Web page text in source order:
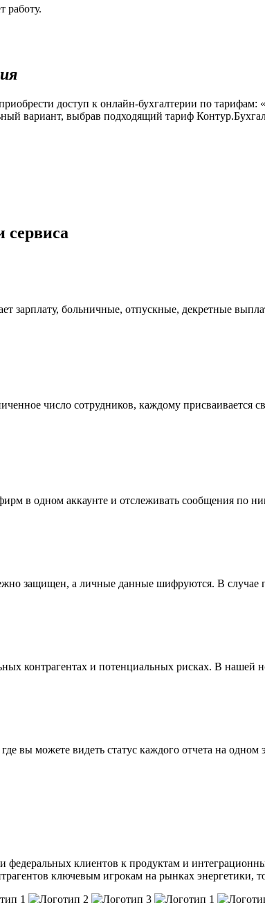
работу.
доступ к онлайн-бухгалтерии по
вариант, выбрав подходящий тариф
сервиса
зарплату, больничные, отпускные, декретные
число сотрудников, каждому
в одном аккаунте и отслеживать сообщения по
защищен, а личные данные шифруются. В случае
контрагентах и потенциальных рисках. В нашей
вы можете видеть статус каждого отчета на
клиентов к продуктам и
ключевым игрокам на рынках